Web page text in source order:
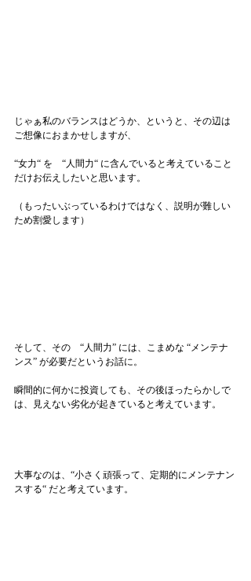
じゃぁ私のバランスはどうか、というと、その辺は
ご想像におまかせしますが、
“女力“ を　“人間力“ に含んでいると考えていること
だけお伝えしたいと思います。
（もったいぶっているわけではなく、説明が難しい
ため割愛します）
そして、その　“人間力” には、こまめな “メンテナ
ンス” が必要だというお話に。
瞬間的に何かに投資しても、その後ほったらかしで
は、見えない劣化が起きていると考えています。
大事なのは、“小さく頑張って、定期的にメンテナン
スする“ だと考えています。